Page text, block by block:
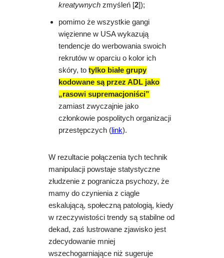
kreatywnychzmyśleń [2]);
pomimo że wszystkie gangi
więzienne w USA wykazują
tendencje do werbowania swoich
rekrutów w oparciu o kolor ich
skóry, to tylko białe grupy
kodowane są przez ADL jako
„rasowi supremacjoniści”
zamiast zwyczajnie jako
członkowie pospolitych organizacji
przestępczych (link).
W rezultacie połączenia tych technik
manipulacji powstaje statystyczne
złudzenie z pogranicza psychozy, że
mamy do czynienia z ciągle
eskalującą, społeczną patologią, kiedy
w rzeczywistości trendy są stabilne od
dekad, zaś lustrowane zjawisko jest
zdecydowanie mniej
wszechogarniające niż sugeruje